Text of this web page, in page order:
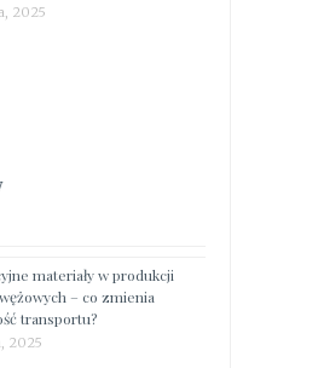
2025
materiały w produkcji
– co zmienia
transportu?
2025